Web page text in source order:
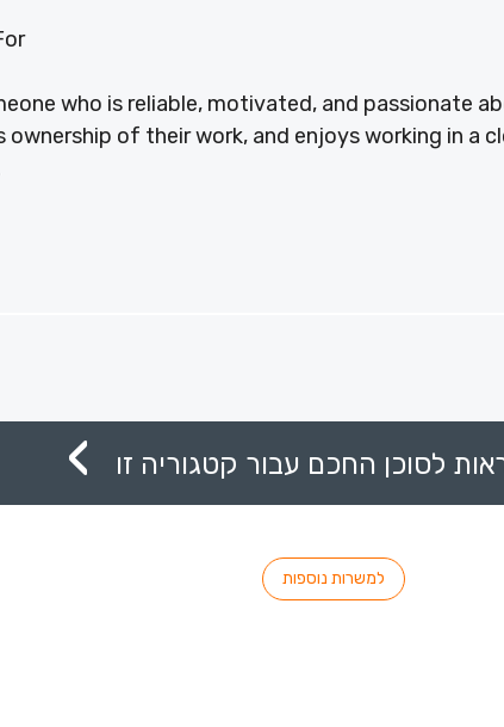
who is reliable, motivated, and passionate
ownership of their work, and enjoys working in a
לסוכן החכם עבור קטגוריה זו
למשרות נוספות